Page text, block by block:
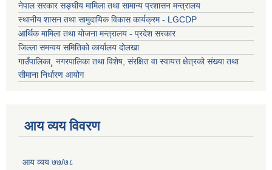
नेपाल सरकार सङ्घीय मामिला तथा सामान्य प्रशासन मन्त्रालय
स्थानीय शासन तथा सामुदायिक विकास कार्यक्रम - LGCDP
आर्थिक मामिला तथा योजना मन्त्रालय - प्रदेश सरकार
जिल्ला समन्वय समितिको कार्यालय दोलखा
गाउँपालिका¸ नगरपालिका तथा विशेष, संरक्षित वा स्वायत्त क्षेत्रको संख्या तथा
सीमाना निर्धारण आयोग
आय व्यय विवरण
आय व्यय ७७/७८